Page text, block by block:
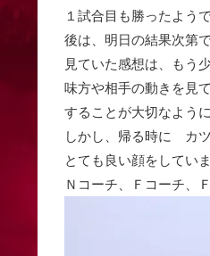
１試合目も勝ったよう
後は、明日の結果次第
見ていた感想は、もう
味方や相手の動きを見
することが大切なよう
しかし、帰る時に カ
とても良い顔をしてい
Ｎコーチ、Ｆコーチ、